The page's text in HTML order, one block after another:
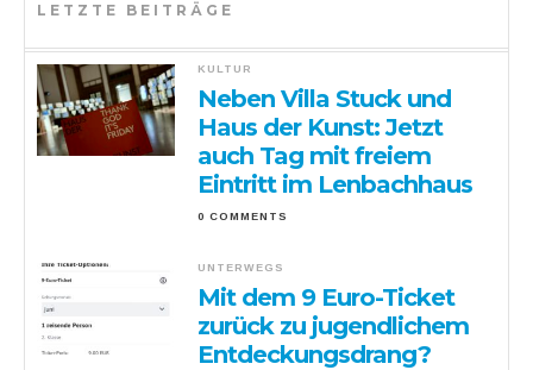
LETZTE BEITRÄGE
KULTUR
Neben Villa Stuck und
Haus der Kunst: Jetzt
auch Tag mit freiem
Eintritt im Lenbachhaus
0 COMMENTS
UNTERWEGS
Mit dem 9 Euro-Ticket
zurück zu jugendlichem
Entdeckungsdrang?